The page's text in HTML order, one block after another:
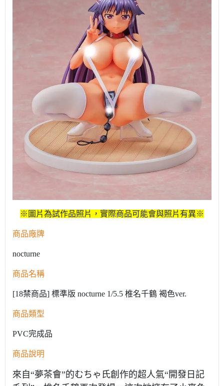
※圖片為試作品照片，實際商品可能會與照片有異※
商品廠牌
nocturne
商品名稱
[18禁商品] 標準版 nocturne 1/5.5 椎名千鶴 褐色ver.
商品類型
PVC完成品
商品說明
來自“夢茶會”的むちゃ氏創作的超人氣“開發日記